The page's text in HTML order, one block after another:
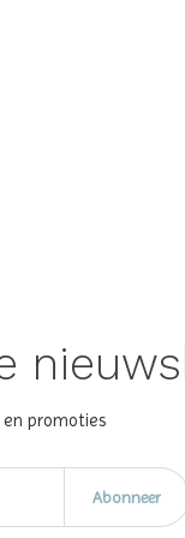
promoties
Abonneer